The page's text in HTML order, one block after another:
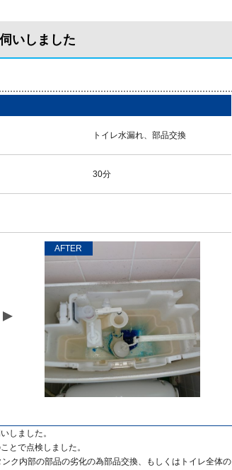
いしました
トイレ水漏れ、部品交換
30分
AFTER
しました。
とで点検しました。
ク内部の部品の劣化の為部品交換、もしくはトイレ全体の